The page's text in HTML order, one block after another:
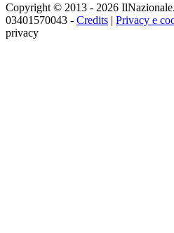
Copyright © 2013 - 2026
03401570043 - Credits | Privacy e
privacy